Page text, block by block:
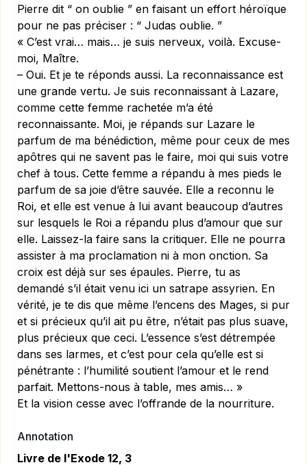
Pierre dit “ on oublie ” en faisant un effort héroïque
pour ne pas préciser : “ Judas oublie. ”
« C’est vrai… mais… je suis nerveux, voilà. Excuse-
moi, Maître.
– Oui. Et je te réponds aussi. La reconnaissance est
une grande vertu. Je suis reconnaissant à Lazare,
comme cette femme rachetée m’a été
reconnaissante. Moi, je répands sur Lazare le
parfum de ma bénédiction, même pour ceux de mes
apôtres qui ne savent pas le faire, moi qui suis votre
chef à tous. Cette femme a répandu à mes pieds le
parfum de sa joie d’être sauvée. Elle a reconnu le
Roi, et elle est venue à lui avant beaucoup d’autres
sur lesquels le Roi a répandu plus d’amour que sur
elle. Laissez-la faire sans la critiquer. Elle ne pourra
assister à ma proclamation ni à mon onction. Sa
croix est déjà sur ses épaules. Pierre, tu as
demandé s’il était venu ici un satrape assyrien. En
vérité, je te dis que même l’encens des Mages, si pur
et si précieux qu’il ait pu être, n’était pas plus suave,
plus précieux que ceci. L’essence s’est détrempée
dans ses larmes, et c’est pour cela qu’elle est si
pénétrante : l’humilité soutient l’amour et le rend
parfait. Mettons-nous à table, mes amis… »
Et la vision cesse avec l’offrande de la nourriture.
Annotation
Livre de l'Exode 12, 3